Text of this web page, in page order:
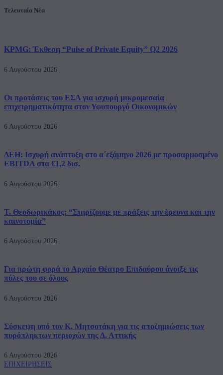
Τελευταία Νέα
KPMG: Έκθεση “Pulse of Private Equity” Q2 2026
6 Αυγούστου 2026
Οι προτάσεις του ΕΣΑ για ισχυρή μικρομεσαία
επιχειρηματικότητα στον Υφυπουργό Οικονομικών
6 Αυγούστου 2026
ΔΕΗ: Ισχυρή ανάπτυξη στο α΄εξάμηνο 2026 με προσαρμοσμένο
EBITDA στα €1,2 δισ.
6 Αυγούστου 2026
Τ. Θεοδωρικάκος: “Στηρίζουμε με πράξεις την έρευνα και την
καινοτομία”
6 Αυγούστου 2026
Για πρώτη φορά το Αρχαίο Θέατρο Επιδαύρου άνοιξε τις
πύλες του σε όλους
6 Αυγούστου 2026
Σύσκεψη υπό τον Κ. Μητσοτάκη για τις αποζημιώσεις των
πυρόπληκτων περιοχών της Δ. Αττικής
6 Αυγούστου 2026
ΕΠΙΧΕΙΡΗΣΕΙΣ